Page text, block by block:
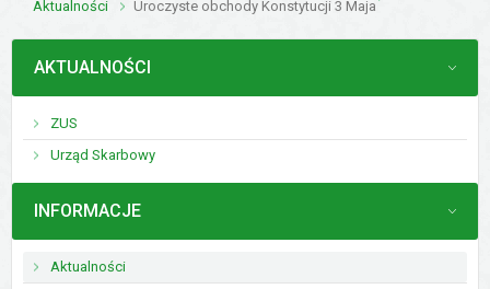
Aktualności
Uroczyste obchody Konstytucji 3 Maja
MENU
AKTUALNOŚCI
ZUS
Urząd Skarbowy
MENU
INFORMACJE
Aktualności